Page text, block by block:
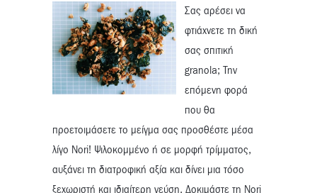
Σας αρέσει να
φτιάχνετε τη δική
σας σπιτική
granola; Την
επόμενη φορά
που θα
προετοιμάσετε το μείγμα σας προσθέστε μέσα
λίγο Nori! Ψιλοκομμένο ή σε μορφή τρίμματος,
αυξάνει τη διατροφική αξία και δίνει μια τόσο
ξεχωριστή και ιδιαίτερη γεύση. Δοκιμάστε τη Nori